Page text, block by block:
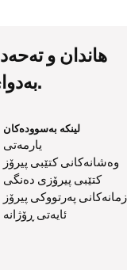
هاندان و
بەدوای ئینتیمادا بگەڕێیت لەگەڵ خودا.
لینکە بەسوودەکان
یارمەتی
وەشانەکانی کتێبی پیرۆز
کتێبی پیرۆزی دەنگی
زمانەکانی پەرتووکی پیرۆز
ئایەتی ڕۆژانە